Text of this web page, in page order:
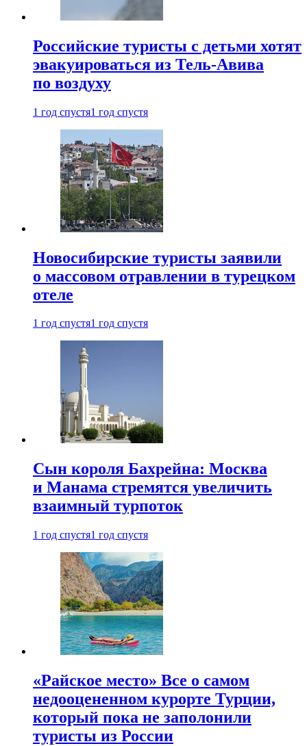
Российские туристы с детьми хотят
эвакуироваться из Тель-Авива
по воздуху
1 год спустя1 год спустя
Новосибирские туристы заявили
о массовом отравлении в турецком
отеле
1 год спустя1 год спустя
Сын короля Бахрейна: Москва
и Манама стремятся увеличить
взаимный турпоток
1 год спустя1 год спустя
«Райское место» Все о самом
недооцененном курорте Турции,
который пока не заполонили
туристы из России